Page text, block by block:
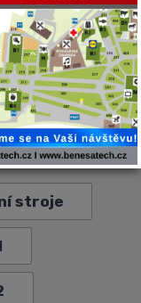
BIO
ZANON
stroje